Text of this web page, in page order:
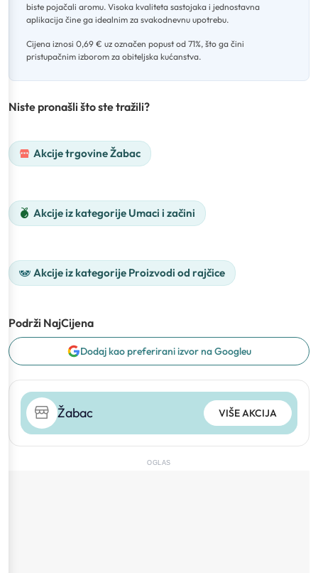
biste pojačali aromu. Visoka kvaliteta sastojaka i jednostavna
aplikacija čine ga idealnim za svakodnevnu upotrebu.
Cijena iznosi 0,69 € uz označen popust od 71%, što ga čini
pristupačnim izborom za obiteljska kućanstva.
Niste pronašli što ste tražili?
Akcije trgovine Žabac
Akcije iz kategorije Umaci i začini
Akcije iz kategorije Proizvodi od rajčice
Podrži NajCijena
Dodaj kao preferirani izvor na Googleu
Žabac VIŠE AKCIJA
OGLAS